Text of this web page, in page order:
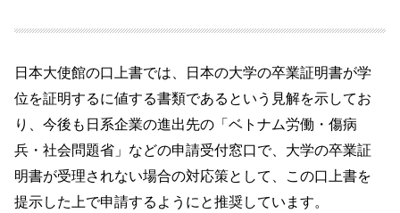
日本大使館の口上書では、日本の大学の卒業証明書が学
位を証明するに値する書類であるという見解を示してお
り、今後も日系企業の進出先の「ベトナム労働・傷病
兵・社会問題省」などの申請受付窓口で、大学の卒業証
明書が受理されない場合の対応策として、この口上書を
提示した上で申請するようにと推奨しています。